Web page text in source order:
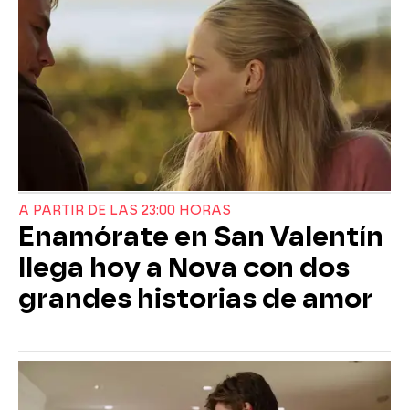
A PARTIR DE LAS 23:00 HORAS
Enamórate en San Valentín
llega hoy a Nova con dos
grandes historias de amor